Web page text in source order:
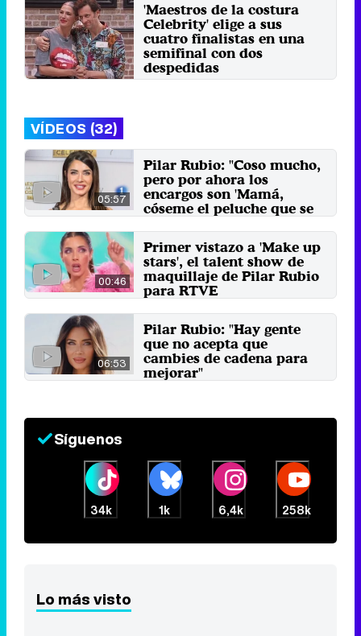
'Maestros de la costura
Celebrity' elige a sus
cuatro finalistas en una
semifinal con dos
despedidas
Jueves 10 Abril 2025 03:04
VÍDEOS (32)
05:57
Pilar Rubio: "Coso mucho,
pero por ahora los
encargos son 'Mamá,
cóseme el peluche que se
27 de febrero 2025
00:46
Primer vistazo a 'Make up
stars', el talent show de
maquillaje de Pilar Rubio
para RTVE
06:53
Pilar Rubio: "Hay gente
que no acepta que
cambies de cadena para
mejorar"
Síguenos
34k 1k 6,4k 258k
Lo más visto